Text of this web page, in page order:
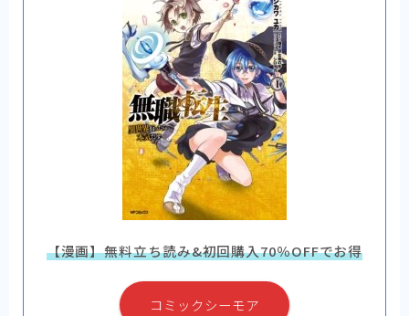
【漫画】無料立ち読み&初回購入70％OFFでお得
コミックシーモア